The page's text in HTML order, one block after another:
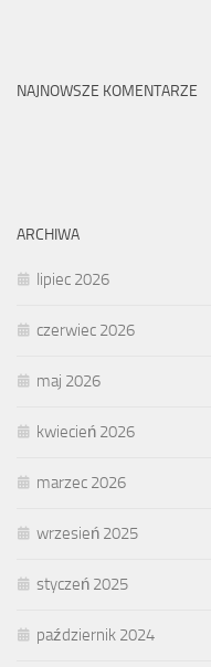
NAJNOWSZE KOMENTARZE
ARCHIWA
lipiec 2026
czerwiec 2026
maj 2026
kwiecień 2026
marzec 2026
wrzesień 2025
styczeń 2025
październik 2024